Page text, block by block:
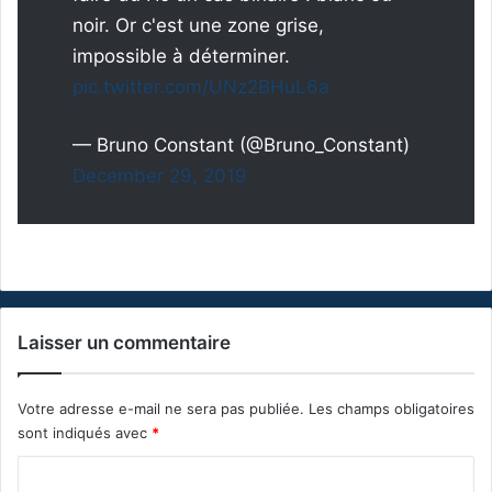
noir. Or c'est une zone grise,
impossible à déterminer.
pic.twitter.com/UNz2BHuL6a
— Bruno Constant (@Bruno_Constant)
December 29, 2019
Laisser un commentaire
Votre adresse e-mail ne sera pas publiée. Les champs obligatoires
sont indiqués avec *